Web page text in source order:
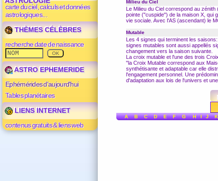
carte du ciel, calculs et données
astrologiques...
THÈMES CÉLÈBRES
recherche date de naissance
ASTRO EPHEMERIDE
Ephémérides d'aujourd'hui
Tables planétaires
LIENS INTERNET
contenus gratuits & liens web
Milieu du Ciel
Le Milieu du Ciel correspond au
pointe ("cuspide") de la maison X, qui
vie sociale. Avec l'AS (ascendant) le
Mutable
Les 4 signes qui terminent les
signes mutables sont aussi appellés
changement vers la saison suivante.
La croix mutable et l'une des trois
"la Croix Mutable correspond aux
synthétisante et adaptable car elle
l'engagement personnel. Une
d'adaptation aux lois de l'univers et
A B C D E F G H I J K